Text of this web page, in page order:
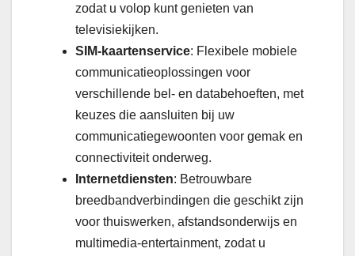
zodat u volop kunt genieten van
televisiekijken.
SIM-kaartenservice: Flexibele mobiele
communicatieoplossingen voor
verschillende bel- en databehoeften, met
keuzes die aansluiten bij uw
communicatiegewoonten voor gemak en
connectiviteit onderweg.
Internetdiensten: Betrouwbare
breedbandverbindingen die geschikt zijn
voor thuiswerken, afstandsonderwijs en
multimedia-entertainment, zodat u